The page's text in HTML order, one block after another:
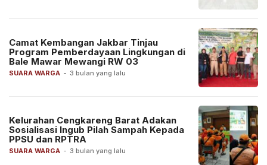
SUARA WARGA - 3 bulan yang lalu
Camat Kembangan Jakbar Tinjau
Program Pemberdayaan Lingkungan di
Bale Mawar Mewangi RW 03
SUARA WARGA - 3 bulan yang lalu
Kelurahan Cengkareng Barat Adakan
Sosialisasi Ingub Pilah Sampah Kepada
PPSU dan RPTRA